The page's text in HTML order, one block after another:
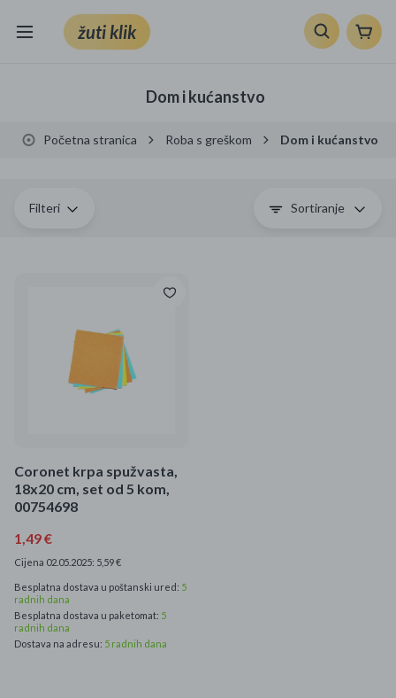
žuti klik
TV, audio i foto
Sport i slobodno vrijeme
Ljepota i zdravlje
DOM
Kućanski aparati
Specijalne kategorije
Čišćenje zaliha
Dom i kućanstvo
Početna stranica Roba s greškom Dom i kućanstvo
Filteri Sortiranje
Coronet krpa spužvasta,
18x20 cm, set od 5 kom,
00754698
1,49 €
Cijena 02.05.2025: 5,59 €
Besplatna dostava u poštanski ured: 5
radnih dana
Besplatna dostava u paketomat: 5
radnih dana
Dostava na adresu: 5 radnih dana